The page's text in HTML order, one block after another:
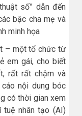
số” dẫn đến
bậc cha mẹ và
minh họa
– một tổ chức từ
em gái, cho biết
rất rất chậm và
nội dung bóc
có thời gian xem
nhân tạo (AI)